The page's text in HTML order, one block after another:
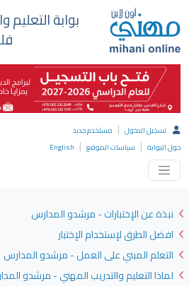
بوابة
تسجيل الدخول | مستخدم جديد
حول البوابة | سياسات الموقع |
English
نبذة عن الإختبارات - مرشدو المدارس
افضل الطرق لإستخدام الإختبار
التعلم المبني على العمل - مرشدو المدارس
لماذا التعليم والتدريب المهني - مرشدو